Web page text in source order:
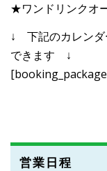
★ワンドリンクオ
↓ 下記のカレンダ
できます ↓
営業日程